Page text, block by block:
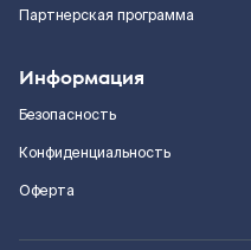
Партнерская программа
Информация
Безопасность
Конфиденциальность
Оферта